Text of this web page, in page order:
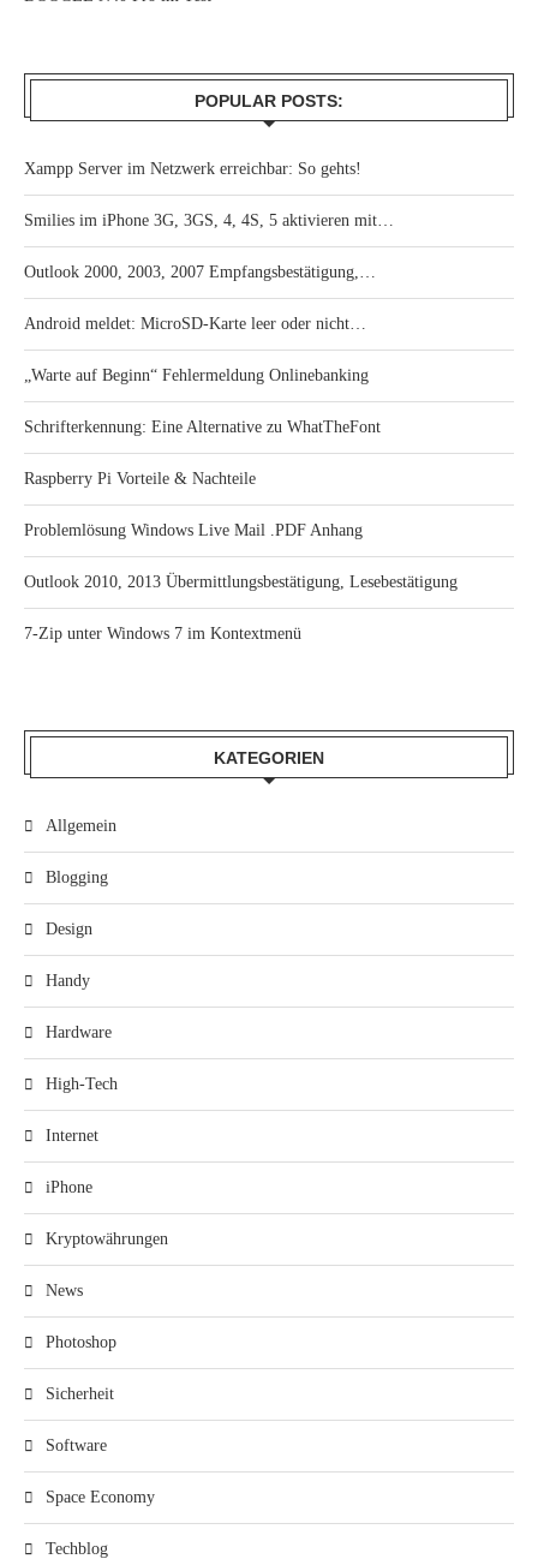
POPULAR POSTS:
Xampp Server im Netzwerk erreichbar: So gehts!
Smilies im iPhone 3G, 3GS, 4, 4S, 5 aktivieren mit…
Outlook 2000, 2003, 2007 Empfangsbestätigung,…
Android meldet: MicroSD-Karte leer oder nicht…
„Warte auf Beginn“ Fehlermeldung Onlinebanking
Schrifterkennung: Eine Alternative zu WhatTheFont
Raspberry Pi Vorteile & Nachteile
Problemlösung Windows Live Mail .PDF Anhang
Outlook 2010, 2013 Übermittlungsbestätigung, Lesebestätigung
7-Zip unter Windows 7 im Kontextmenü
KATEGORIEN
Allgemein
Blogging
Design
Handy
Hardware
High-Tech
Internet
iPhone
Kryptowährungen
News
Photoshop
Sicherheit
Software
Space Economy
Techblog